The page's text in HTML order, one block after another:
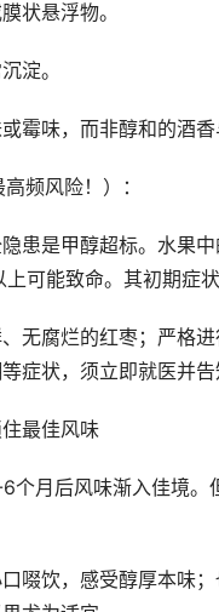
状悬浮物。
淀。
霉味，而非醇和的酒香
频风险！）：
患是甲醇超标。水果
可能致命。其初期症
无腐烂的红枣；严格
症状，须立即就医并告
最佳风味
个月后风味渐入佳境。
啜饮，感受醇厚本味